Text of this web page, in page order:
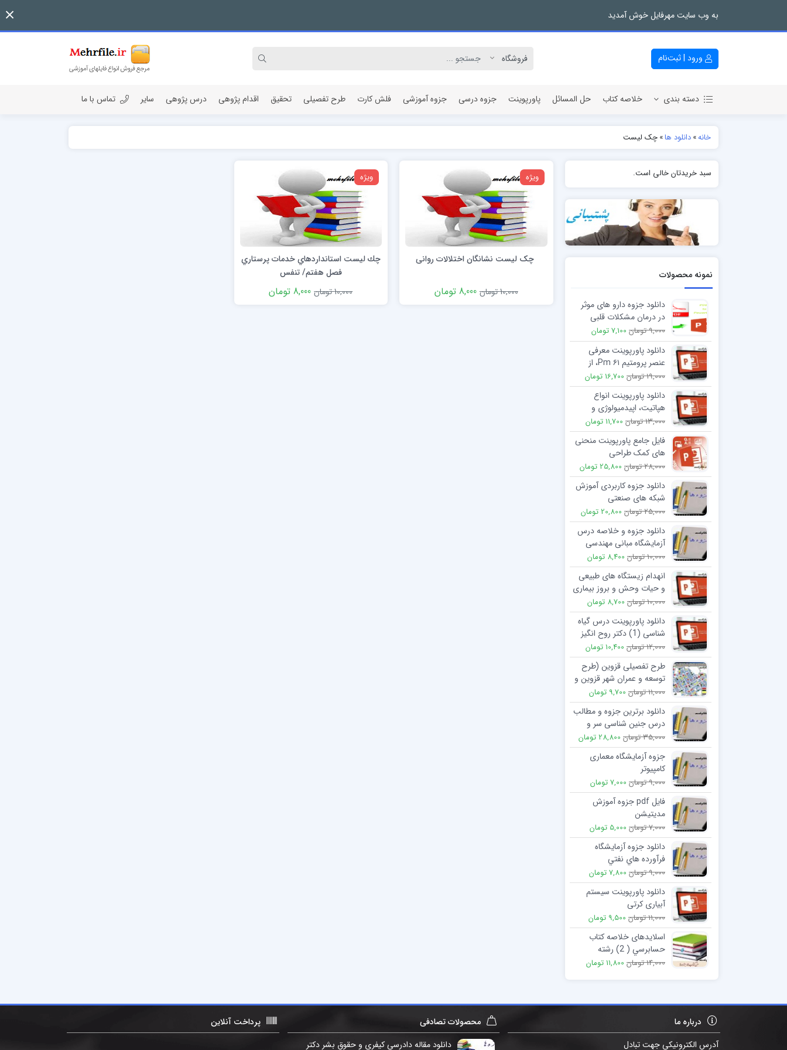
به وب سایت مهرفایل خوش آمدید
ورود | ثبت‌نام
دسته بندی
مقاله پژوهشی
خلاصه کتاب حل المسائل پاورپوینت جزوه درسی جزوه آموزشی فلش کارت طرح تفصیلی تحقیق اقدام پژوهی درس پژوهی سایر تماس با ما
خانه»دانلود ها»چک لیست
ویژه
چک لیست نشانگان اختلالات روانی
10,000 تومان 8,000 تومان
ویژه
چك لیست استانداردهاي خدمات پرستاري
فصل هفتم/ تنفس
10,000 تومان
8,000 تومان
سبد خریدتان خالی است.
نمونه محصولات
دانلود جزوه دارو های موثر
در درمان مشکلات قلبی
9,000 تومان 7,100 تومان
دانلود پاورپوینت معرفی
عنصر پرومتیم Pm ۶۱، از
جدول تناوبی
19,000 تومان 16,700 تومان
دانلود پاورپوینت انواع
هپاتیت، اپیدمیولوژی و
روش های تشخیص
آزمایشگاهی
13,000 تومان 11,700 تومان
فایل جامع پاورپوینت منحنی
های کمک طراحی
28,000 تومان 25,800 تومان
دانلود جزوه کاربردی آموزش
شبکه های صنعتی
25,000 تومان 20,800 تومان
دانلود جزوه و خلاصه درس
آزمایشگاه مبانی مهندسی
ژنتیک مدرس دکتر شهرزاد
آقایی
10,000 تومان 8,400 تومان
انهدام زیستگاه های طبیعی
و حیات وحش و بروز بیماری
های جدید
10,000 تومان 8,700 تومان
دانلود پاورپوینت درس گیاه
شناسی (1) دکتر روح انگیز
نادری
12,000 تومان 10,400 تومان
طرح تفصیلی قزوین (طرح
توسعه و عمران شهر قزوین و
حوزه نفوذ) جلد چهارم
11,000 تومان 9,700 تومان
دانلود برترین جزوه و مطالب
درس جنین شناسی سر و
گردن (جنین شناسی لانگمن)
35,000 تومان 28,800 تومان
جزوه آزمایشگاه معماری
کامپیوتر
9,000 تومان 7,000 تومان
فایل pdf جزوه آموزش
مدیتیشن
7,000 تومان 5,000 تومان
دانلود جزوه آزمايشگاه
فرآورده هاي نفتي
9,000 تومان 7,800 تومان
دانلود پاورپوینت سیستم
آبیاری کرتی
11,000 تومان 9,500 تومان
اسلایدهای خلاصه کتاب
حسابرسي ( 2) رشته
حسابداري تأليف پرويز
14,000 تومان 11,800 تومان
درباره ما
آدرس الکترونیکی جهت تبادل
محصولات تصادفی
دانلود مقاله دادرسی کیفری و حقوق بشر دکتر
پرداخت آنلاین